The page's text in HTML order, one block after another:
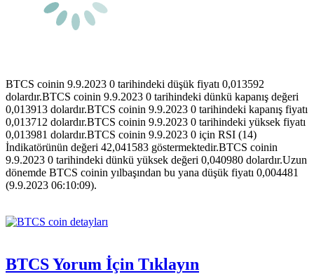
BTCS coinin 9.9.2023 0 tarihindeki düşük fiyatı 0,013592
dolardır.BTCS coinin 9.9.2023 0 tarihindeki dünkü kapanış değeri
0,013913 dolardır.BTCS coinin 9.9.2023 0 tarihindeki kapanış fiyatı
0,013712 dolardır.BTCS coinin 9.9.2023 0 tarihindeki yüksek fiyatı
0,013981 dolardır.BTCS coinin 9.9.2023 0 için RSI (14)
İndikatörünün değeri 42,041583 göstermektedir.BTCS coinin
9.9.2023 0 tarihindeki dünkü yüksek değeri 0,040980 dolardır.Uzun
dönemde BTCS coinin yılbaşından bu yana düşük fiyatı 0,004481
(9.9.2023 06:10:09).
BTCS Yorum İçin Tıklayın